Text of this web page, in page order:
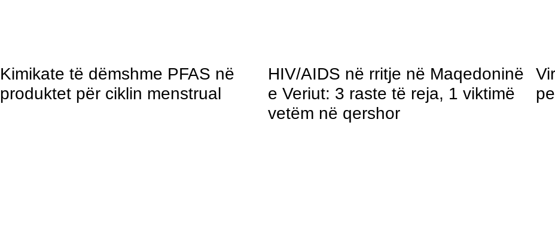
Kimikate të dëmshme PFAS në
produktet për ciklin menstrual
HIV/AIDS në rritje në Maqedoninë
e Veriut: 3 raste të reja, 1 viktimë
vetëm në qershor